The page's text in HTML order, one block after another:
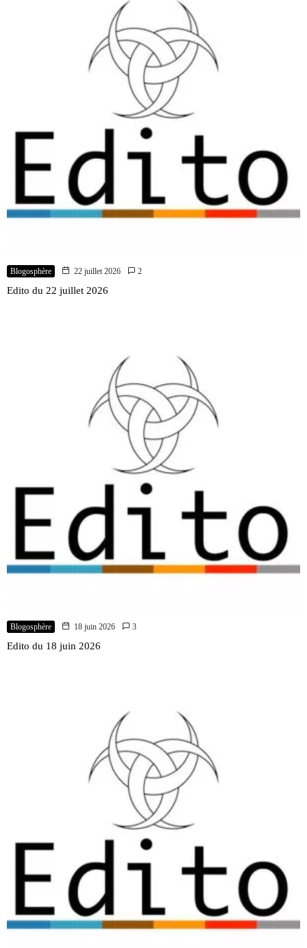
Blogosphère 22 juillet 2026 2
Edito du 22 juillet 2026
Blogosphère 18 juin 2026 3
Edito du 18 juin 2026